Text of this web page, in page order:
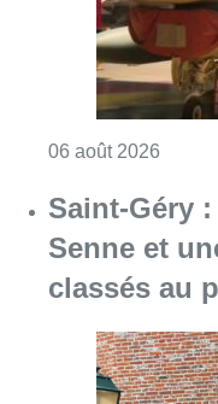
06 août 2026
Saint-Géry
Senne et
classés au